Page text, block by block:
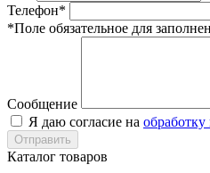
Телефон*
*Поле обязательное для
Сообщение
Я даю согласие на
Каталог товаров